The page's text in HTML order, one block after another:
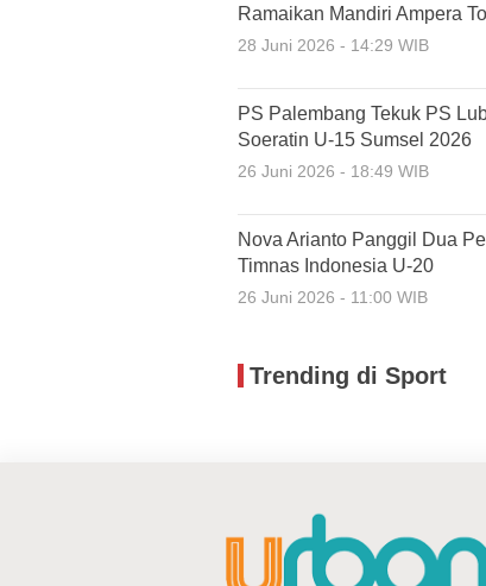
Ramaikan Mandiri Ampera
28 Juni 2026 - 14:29 WIB
PS Palembang Tekuk PS
Soeratin U-15 Sumsel 2026
26 Juni 2026 - 18:49 WIB
Nova Arianto Panggil Dua
Timnas Indonesia U-20
26 Juni 2026 - 11:00 WIB
Trending di Sport